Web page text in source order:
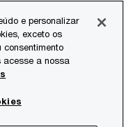
em
e personalizar
exceto os
consentimento
acesse a nossa